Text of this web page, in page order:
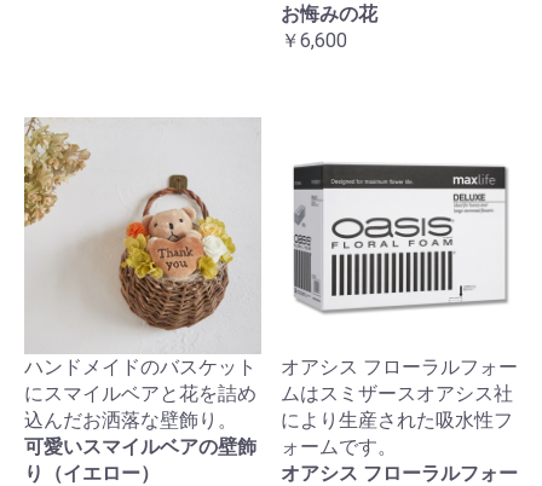
お悔みの花
￥6,600
ハンドメイドのバスケット
にスマイルベアと花を詰め
込んだお洒落な壁飾り。
可愛いスマイルベアの壁飾
り（イエロー）
オアシス フローラルフォー
ムはスミザースオアシス社
により生産された吸水性フ
ォームです。
オアシス フローラルフォー